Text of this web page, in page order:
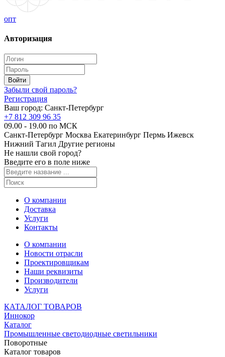
опт
Авторизация
Забыли свой пароль?
Регистрация
Ваш город: Санкт-Петербург
+7 812 309 96 35
09.00 - 19.00 по МСК
Санкт-Петербург Москва Екатеринбург Пермь Ижевск
Нижний Тагил Другие регионы
Не нашли свой город?
Введите его в поле ниже
О компании
Доставка
Услуги
Контакты
О компании
Новости отрасли
Проектировщикам
Наши реквизиты
Производители
Услуги
КАТАЛОГ ТОВАРОВ
Иннокор
Каталог
Промышленные светодиодные светильники
Поворотные
Каталог товаров